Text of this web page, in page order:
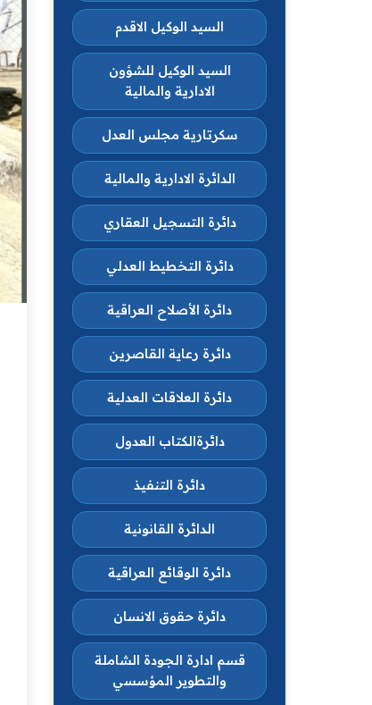
السيد الوكيل الاقدم
السيد الوكيل للشؤون
الادارية والمالية
سكرتارية مجلس العدل
الدائرة الادارية والمالية
دائرة التسجيل العقاري
دائرة التخطيط العدلي
دائرة الأصلاح العراقية
دائرة رعاية القاصرين
دائرة العلاقات العدلية
دائرةالكتاب العدول
دائرة التنفيذ
الدائرة القانونية
دائرة الوقائع العراقية
دائرة حقوق الانسان
قسم ادارة الجودة الشاملة
والتطوير المؤسسي